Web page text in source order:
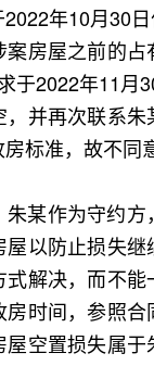
年10月30
房屋之前的
于2022年11月
并再次联系
标准，故不同
作为守约方
以防止损失
解决，而不
时间，参照
空置损失属